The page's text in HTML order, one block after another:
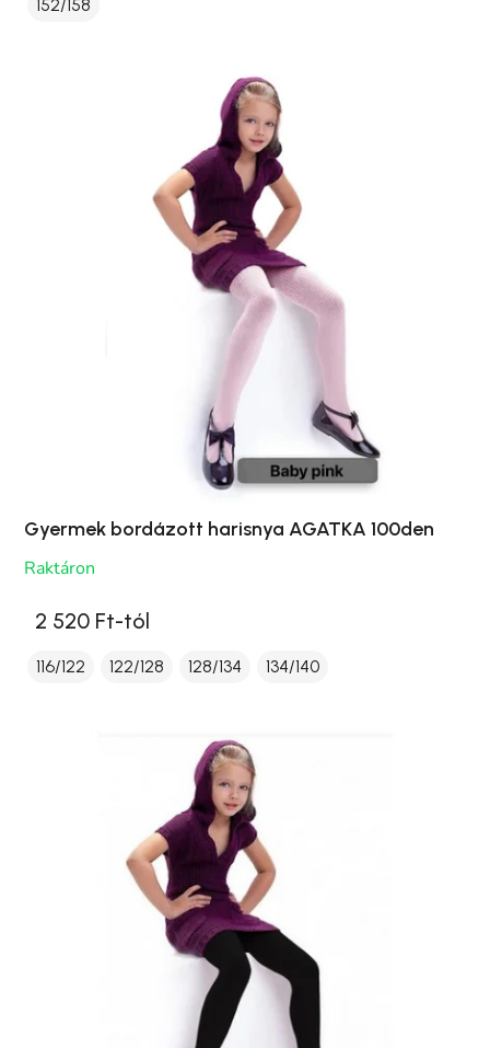
152/158
Gyermek bordázott harisnya AGATKA 100den
Raktáron
2 520 Ft-tól
116/122 122/128 128/134 134/140